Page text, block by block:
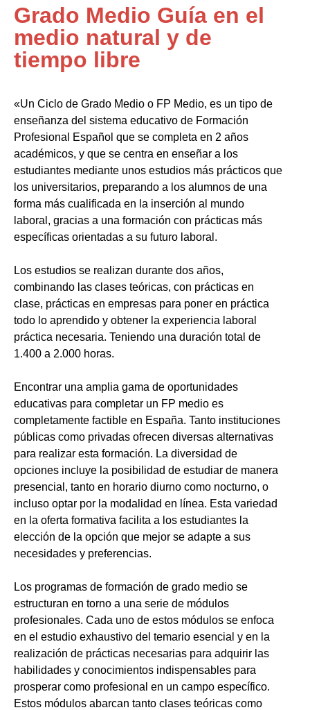
Grado Medio Guía en el
medio natural y de
tiempo libre
«Un Ciclo de Grado Medio o FP Medio, es un tipo de
enseñanza del sistema educativo de Formación
Profesional Español que se completa en 2 años
académicos, y que se centra en enseñar a los
estudiantes mediante unos estudios más prácticos que
los universitarios, preparando a los alumnos de una
forma más cualificada en la inserción al mundo
laboral, gracias a una formación con prácticas más
específicas orientadas a su futuro laboral.
Los estudios se realizan durante dos años,
combinando las clases teóricas, con prácticas en
clase, prácticas en empresas para poner en práctica
todo lo aprendido y obtener la experiencia laboral
práctica necesaria. Teniendo una duración total de
1.400 a 2.000 horas.
Encontrar una amplia gama de oportunidades
educativas para completar un FP medio es
completamente factible en España. Tanto instituciones
públicas como privadas ofrecen diversas alternativas
para realizar esta formación. La diversidad de
opciones incluye la posibilidad de estudiar de manera
presencial, tanto en horario diurno como nocturno, o
incluso optar por la modalidad en línea. Esta variedad
en la oferta formativa facilita a los estudiantes la
elección de la opción que mejor se adapte a sus
necesidades y preferencias.
Los programas de formación de grado medio se
estructuran en torno a una serie de módulos
profesionales. Cada uno de estos módulos se enfoca
en el estudio exhaustivo del temario esencial y en la
realización de prácticas necesarias para adquirir las
habilidades y conocimientos indispensables para
prosperar como profesional en un campo específico.
Estos módulos abarcan tanto clases teóricas como